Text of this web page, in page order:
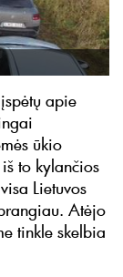
apie
ūkio
to kylančios
Lietuvos
Atėjo
tinkle skelbia